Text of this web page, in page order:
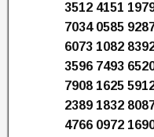
3512 4151
7034 0585
6073 1082
3596 7493
7908 1625
2389 1832
4766 0972